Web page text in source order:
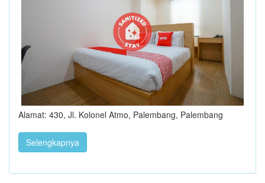
Alamat: 430, Jl. Kolonel Atmo, Palembang, Palembang
Selengkapnya